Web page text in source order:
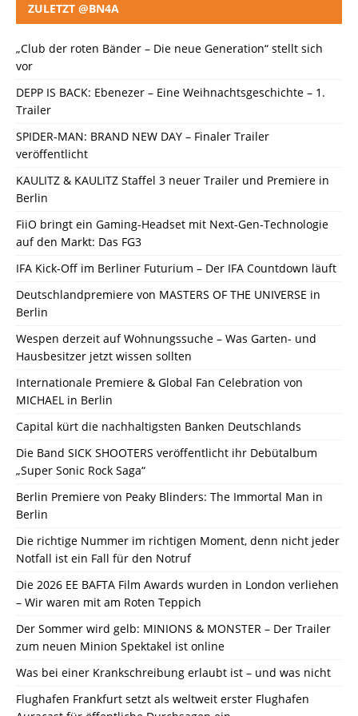
ZULETZT @BN4A
„Club der roten Bänder – Die neue Generation“ stellt sich
vor
DEPP IS BACK: Ebenezer – Eine Weihnachtsgeschichte – 1.
Trailer
SPIDER-MAN: BRAND NEW DAY – Finaler Trailer
veröffentlicht
KAULITZ & KAULITZ Staffel 3 neuer Trailer und Premiere in
Berlin
FiiO bringt ein Gaming-Headset mit Next-Gen-Technologie
auf den Markt: Das FG3
IFA Kick-Off im Berliner Futurium – Der IFA Countdown läuft
Deutschlandpremiere von MASTERS OF THE UNIVERSE in
Berlin
Wespen derzeit auf Wohnungssuche – Was Garten- und
Hausbesitzer jetzt wissen sollten
Internationale Premiere & Global Fan Celebration von
MICHAEL in Berlin
Capital kürt die nachhaltigsten Banken Deutschlands
Die Band SICK SHOOTERS veröffentlicht ihr Debütalbum
„Super Sonic Rock Saga“
Berlin Premiere von Peaky Blinders: The Immortal Man in
Berlin
Die richtige Nummer im richtigen Moment, denn nicht jeder
Notfall ist ein Fall für den Notruf
Die 2026 EE BAFTA Film Awards wurden in London verliehen
– Wir waren mit am Roten Teppich
Der Sommer wird gelb: MINIONS & MONSTER – Der Trailer
zum neuen Minion Spektakel ist online
Was bei einer Krankschreibung erlaubt ist – und was nicht
Flughafen Frankfurt setzt als weltweit erster Flughafen